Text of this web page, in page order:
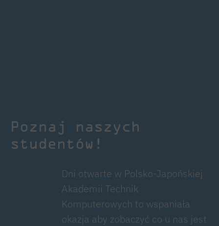
Poznaj naszych
studentów!
Dni otwarte w Polsko-Japońskiej
Akademii Technik
Komputerowych to wspaniała
okazja aby zobaczyć co u nas jest